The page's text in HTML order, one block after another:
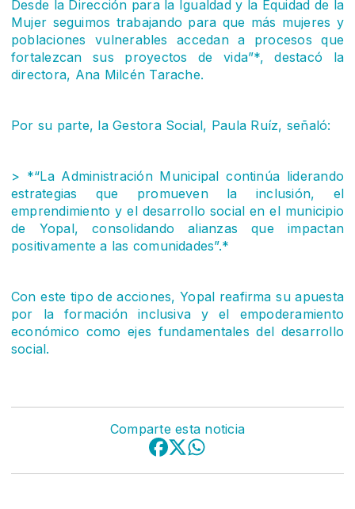
Desde la Dirección para la Igualdad y la Equidad de la
Mujer seguimos trabajando para que más mujeres y
poblaciones vulnerables accedan a procesos que
fortalezcan sus proyectos de vida”*, destacó la
directora, Ana Milcén Tarache.
Por su parte, la Gestora Social, Paula Ruíz, señaló:
> *“La Administración Municipal continúa liderando
estrategias que promueven la inclusión, el
emprendimiento y el desarrollo social en el municipio
de Yopal, consolidando alianzas que impactan
positivamente a las comunidades”.*
Con este tipo de acciones, Yopal reafirma su apuesta
por la formación inclusiva y el empoderamiento
económico como ejes fundamentales del desarrollo
social.
Comparte esta noticia